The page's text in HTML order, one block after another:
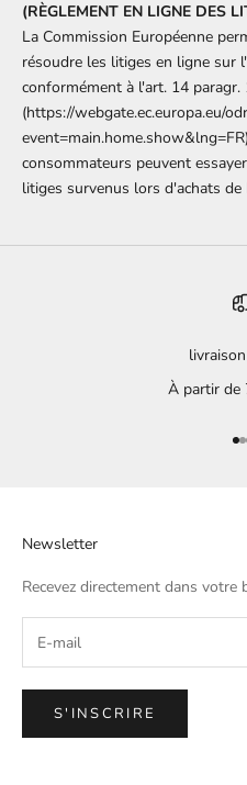
(RÈGLEMENT EN LIGNE DES
La Commission Européenne
résoudre les litiges en ligne sur
conformément à l'art. 14
(https://webgate.ec.europa.eu/
event=main.home.show&lng=FR
consommateurs peuvent
litiges survenus lors d'achats de
À partir de
Newsletter
Recevez directement dans
S'INSCRIRE